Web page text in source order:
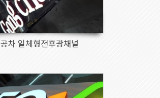
공차 일체형전후광채널